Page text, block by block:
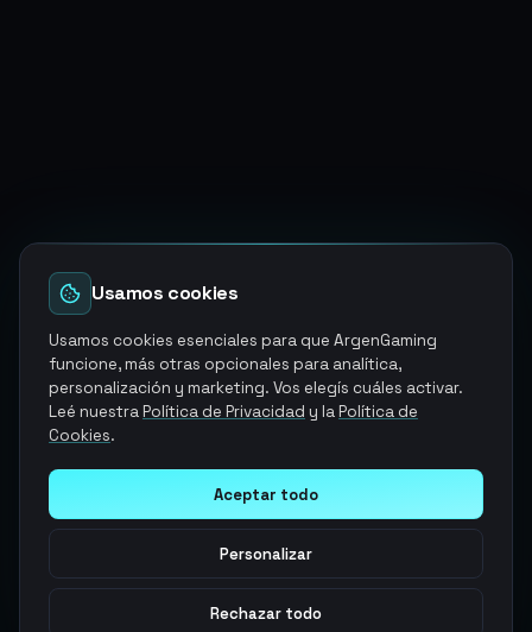
Usamos cookies
Usamos cookies esenciales para que ArgenGaming
funcione, más otras opcionales para analítica,
personalización y marketing. Vos elegís cuáles activar.
Leé nuestraPolítica de Privacidad y laPolítica de
Cookies.
Aceptar todo
Personalizar
Rechazar todo